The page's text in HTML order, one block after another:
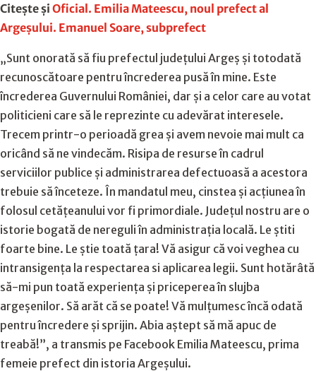
Citește și Oficial. Emilia Mateescu, noul prefect al
Argeșului. Emanuel Soare, subprefect
„Sunt onorată să fiu prefectul județului Argeș și totodată
recunoscătoare pentru încrederea pusă în mine. Este
încrederea Guvernului României, dar și a celor care au votat
politicieni care să le reprezinte cu adevărat interesele.
Trecem printr-o perioadă grea și avem nevoie mai mult ca
oricând să ne vindecăm. Risipa de resurse în cadrul
serviciilor publice și administrarea defectuoasă a acestora
trebuie să înceteze. În mandatul meu, cinstea și acțiunea în
folosul cetățeanului vor fi primordiale. Județul nostru are o
istorie bogată de nereguli în administrația locală. Le știti
foarte bine. Le știe toată țara! Vă asigur că voi veghea cu
intransigența la respectarea si aplicarea legii. Sunt hotărâtă
să-mi pun toată experiența și priceperea în slujba
argeșenilor. Să arăt că se poate! Vă mulțumesc încă odată
pentru încredere și sprijin. Abia aștept să mă apuc de
treabă!”, a transmis pe Facebook Emilia Mateescu, prima
femeie prefect din istoria Argeșului.